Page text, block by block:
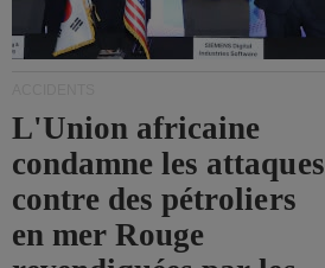
L'Union africaine
condamne les attaques
contre des pétroliers
en mer Rouge